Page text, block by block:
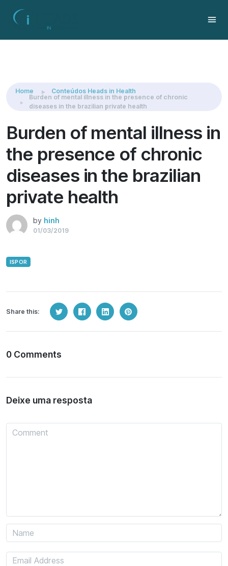
Home
Conteúdos Heads in Health
Burden of mental illness in the presence of chronic
diseases in the brazilian private health
Burden of mental illness in
the presence of chronic
diseases in the brazilian
private health
by hinh
01/03/2019
ISPOR
Share this:
0 Comments
Deixe uma resposta